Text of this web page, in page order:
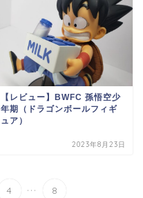
【レビュー】BWFC 孫悟空少
年期（ドラゴンボールフィギ
ュア）
2023年8月23日
4 ... 8